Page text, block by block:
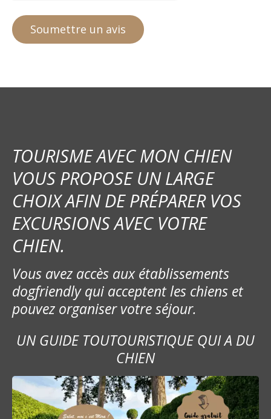
TOURISME AVEC MON CHIEN
VOUS PROPOSE UN LARGE
CHOIX AFIN DE PRÉPARER VOS
EXCURSIONS AVEC VOTRE
CHIEN.
Vous avez accès aux établissements
dogfriendly qui acceptent les chiens et
pouvez organiser votre séjour.
UN GUIDE TOUTOURISTIQUE QUI A DU
CHIEN